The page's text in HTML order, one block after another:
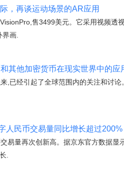
，再谈运动场景的AR应用
售3499美元。它采用视频
画.
其他加密货币在现实世界中的应
,已经引起了全球范围内的关注和讨
人民币交易量同比增长超过200%
易量再次创新高。据京东官方数据
.